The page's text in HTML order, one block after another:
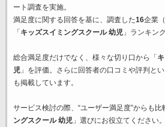
ート調査を実施。
満足度に関する回答を基に、調査した16企業
「 キッズスイミングスクール 幼児」ランキン
総合満足度だけでなく、様々な切り口から「
児」を評価。さらに回答者の口コミや評判と
も掲載しています。
サービス検討の際、“ユーザー満足度”からも比
ングスクール 幼児」選びにお役立てください。